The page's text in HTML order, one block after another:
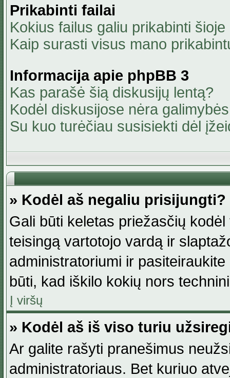
Prikabinti failai
Kokius failus galiu prikabinti
Kaip surasti visus mano
Informacija apie phpBB 3
Kas parašė šią diskusijų lentą?
Kodėl diskusijose nėra
Su kuo turėčiau susisiekti dėl
» Kodėl aš negaliu prisijungti?
Gali būti keletas priežasčių
teisingą vartotojo vardą ir
administratoriumi ir
būti, kad iškilo kokių nors
Į viršų
» Kodėl aš iš viso turiu
Ar galite rašyti pranešimus
administratoriaus. Bet kuriuo